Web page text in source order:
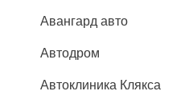
Авангард авто
Автодром
Автоклиника Клякса